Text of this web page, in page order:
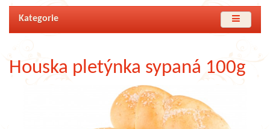
Kategorie
Houska pletýnka sypaná 100g